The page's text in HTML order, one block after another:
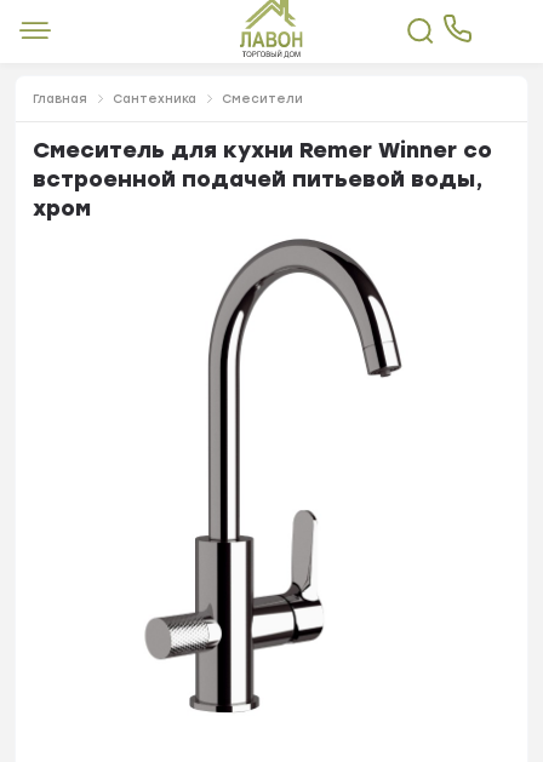
Главная Сантехника Смесители
Смеситель для кухни Remer Winner со
встроенной подачей питьевой воды,
хром